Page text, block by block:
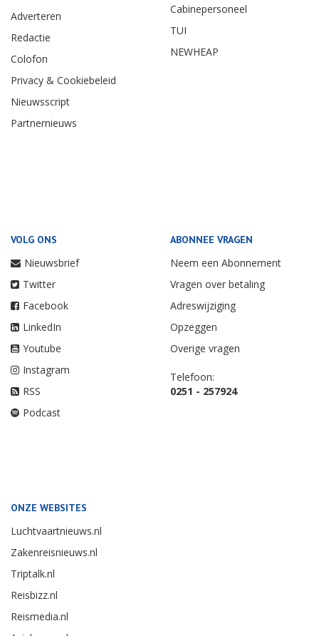
Adverteren
Redactie
Colofon
Privacy & Cookiebeleid
Nieuwsscript
Partnernieuws
Cabinepersoneel
TUI
NEWHEAP
VOLG ONS
Nieuwsbrief
Twitter
Facebook
LinkedIn
Youtube
Instagram
RSS
Podcast
ABONNEE VRAGEN
Neem een Abonnement
Vragen over betaling
Adreswijziging
Opzeggen
Overige vragen
Telefoon:
0251 - 257924
ONZE WEBSITES
Luchtvaartnieuws.nl
Zakenreisnieuws.nl
Triptalk.nl
Reisbizz.nl
Reismedia.nl